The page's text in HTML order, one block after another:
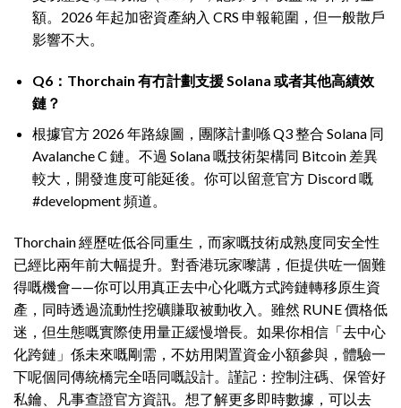
額。2026 年起加密資產納入 CRS 申報範圍，但一般散戶
影響不大。
Q6：Thorchain 有冇計劃支援 Solana 或者其他高績效
鏈？
根據官方 2026 年路線圖，團隊計劃喺 Q3 整合 Solana 同
Avalanche C 鏈。不過 Solana 嘅技術架構同 Bitcoin 差異
較大，開發進度可能延後。你可以留意官方 Discord 嘅
#development 頻道。
Thorchain 經歷咗低谷同重生，而家嘅技術成熟度同安全性
已經比兩年前大幅提升。對香港玩家嚟講，佢提供咗一個難
得嘅機會——你可以用真正去中心化嘅方式跨鏈轉移原生資
產，同時透過流動性挖礦賺取被動收入。雖然 RUNE 價格低
迷，但生態嘅實際使用量正緩慢增長。如果你相信「去中心
化跨鏈」係未來嘅剛需，不妨用閑置資金小額參與，體驗一
下呢個同傳統橋完全唔同嘅設計。謹記：控制注碼、保管好
私鑰、凡事查證官方資訊。想了解更多即時數據，可以去